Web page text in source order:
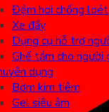
Đệm hơi chống loét
Xe đẩy
Dụng cụ hỗ trợ
Ghế tắm cho người
dụng
Bơm kim tiêm
Gel siêu âm